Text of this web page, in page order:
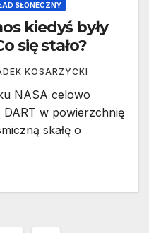
SŁONECZNY
kiedyś były
się stało?
KOSARZYCKI
NASA celowo
DART w powierzchnię
skałę o